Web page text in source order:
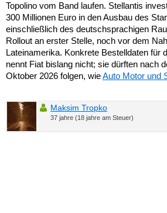
Topolino vom Band laufen. Stellantis
300 Millionen Euro in den Ausbau des
einschließlich des deutschsprachigen
Rollout an erster Stelle, noch vor dem
Lateinamerika. Konkrete Bestelldaten für
nennt Fiat bislang nicht; sie dürften nach
Oktober 2026 folgen, wieAuto Motor und
Maksim Tropko
37 jahre (18 jahre am Steuer)